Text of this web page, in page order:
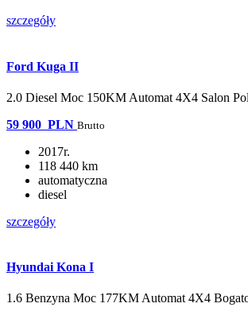
szczegóły
Ford Kuga II
2.0 Diesel Moc 150KM Automat 4X4 Salon
59 900 PLN Brutto
2017r.
118 440 km
automatyczna
diesel
szczegóły
Hyundai Kona I
1.6 Benzyna Moc 177KM Automat 4X4